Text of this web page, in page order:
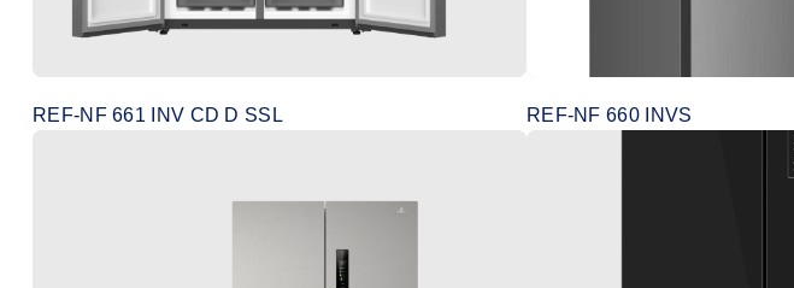
REF-NF 661 INV CD D SSL REF-NF 660 INVS